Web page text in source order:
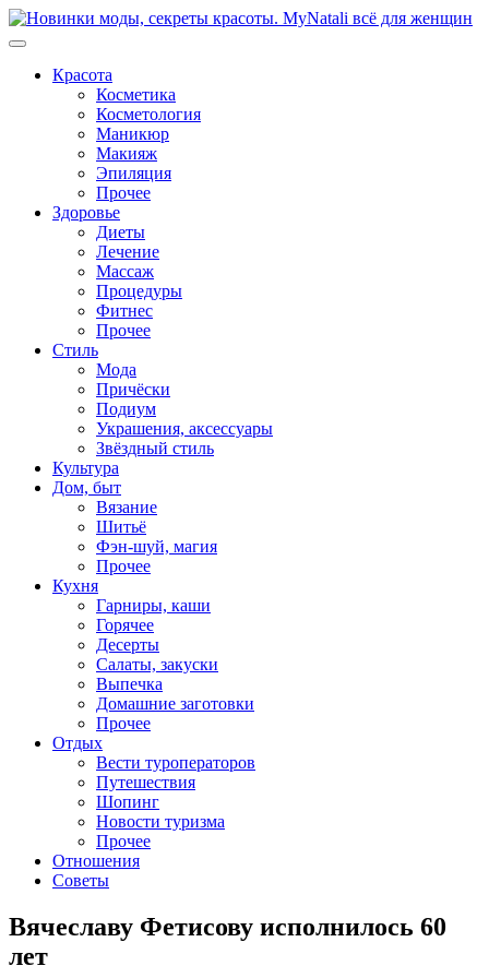
Перейти
к
Красота
Косметика
Косметология
Маникюр
Макияж
Эпиляция
Прочее
Здоровье
Диеты
Лечение
Массаж
Процедуры
Фитнес
Прочее
Стиль
Мода
Причёски
Подиум
Украшения, аксессуары
Звёздный стиль
Культура
Дом, быт
Вязание
Шитьё
Фэн-шуй, магия
Прочее
Кухня
Гарниры, каши
Горячее
Десерты
Салаты, закуски
Выпечка
Домашние заготовки
Прочее
Отдых
Вести туроператоров
Путешествия
Шопинг
Новости туризма
Прочее
Отношения
Советы
Вячеславу Фетисову исполнилось 60
лет